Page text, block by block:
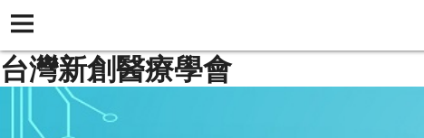
台灣新創醫療學會